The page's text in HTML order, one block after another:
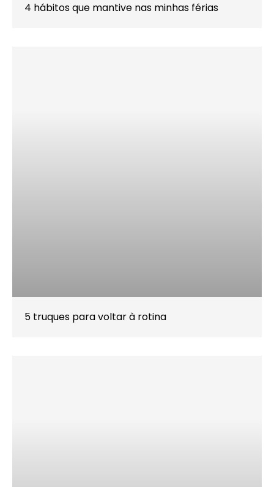
4 hábitos que mantive nas minhas férias
5 truques para voltar à rotina